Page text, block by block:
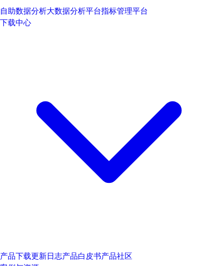
自助数据分析大数据分析平台指标管理平台
下载中心
产品下载更新日志产品白皮书产品社区